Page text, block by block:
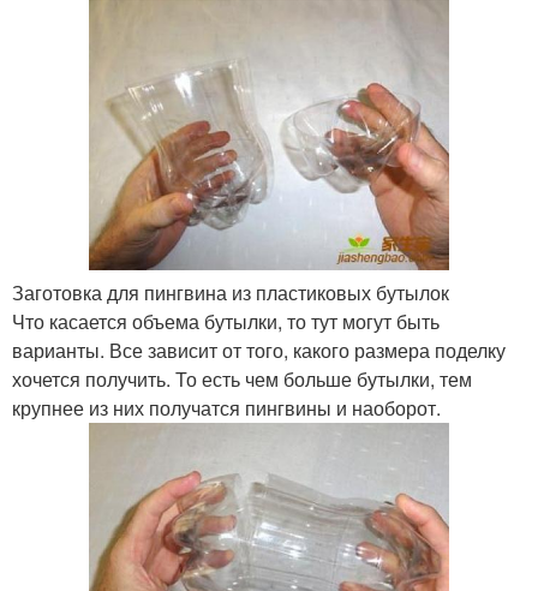
Заготовка для пингвина из пластиковых бутылок
Что касается объема бутылки, то тут могут быть
варианты. Все зависит от того, какого размера поделку
хочется получить. То есть чем больше бутылки, тем
крупнее из них получатся пингвины и наоборот.